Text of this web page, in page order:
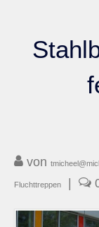
Über uns
von
Fluchttreppen